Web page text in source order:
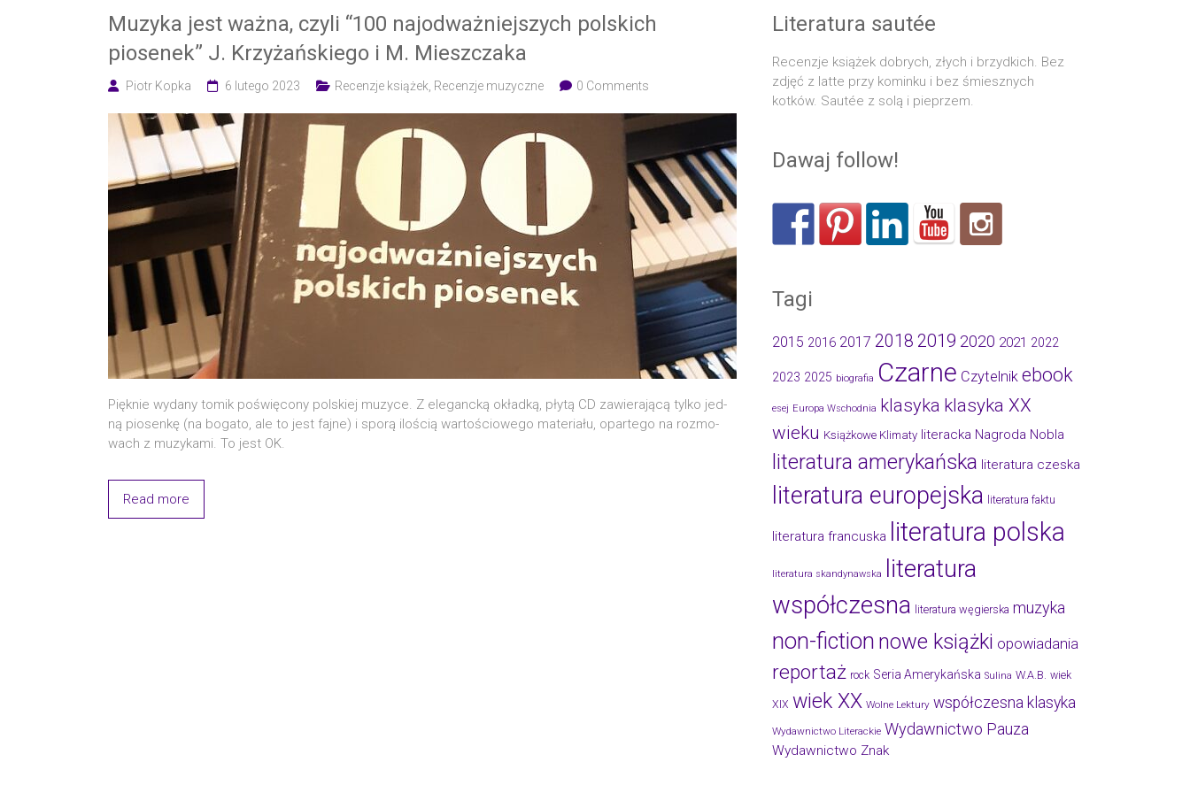
Muzyka jest ważna, czyli “100 najodważniejszych polskich
piosenek” J. Krzyżańskiego i M. Mieszczaka
Piotr Kopka 6 lutego 2023 Recenzje książek Recenzje muzyczne 0 Comments
Pięk­nie wyda­ny tomik poświę­co­ny pol­skiej muzy­ce. Z ele­ganc­ką okład­ką, pły­tą CD zawie­ra­ją­cą tyl­ko jed­
ną pio­sen­kę (na boga­to, ale to jest faj­ne) i spo­rą ilo­ścią war­to­ścio­we­go mate­ria­łu, opar­te­go na roz­mo­
wach z muzy­ka­mi. To jest OK.
Read more
Literatura sautée
Recenzje książek dobrych, złych i brzydkich. Bez
zdjęć z latte przy kominku i bez śmiesznych
kotków. Sautée z solą i pieprzem.
Dawaj follow!
Tagi
2015 2016 2017 2018 2019 2020 2021 2022
2023 2025 biografia Czarne Czytelnik ebook
esej Europa Wschodnia klasyka klasyka XX
wieku Książkowe Klimaty literacka Nagroda Nobla
literatura amerykańska literatura czeska
literatura europejska literatura faktu
literatura francuska literatura polska
literatura skandynawska
literatura
współczesna literatura węgierska muzyka
non-fiction nowe książki opowiadania
reportaż rock Seria Amerykańska Sulina W.A.B. wiek
XIX wiek XX Wolne Lektury współczesna klasyka
Wydawnictwo Literackie Wydawnictwo Pauza
Wydawnictwo Znak